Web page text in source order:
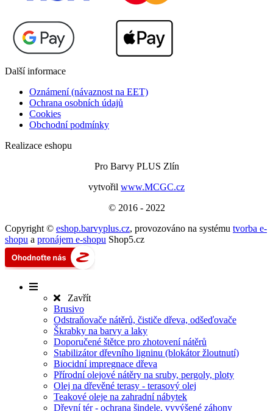
Další informace
Oznámení (návaznost na EET)
Ochrana osobních údajů
Cookies
Obchodní podmínky
Realizace eshopu
Pro Barvy PLUS Zlín
vytvořil www.MCGC.cz
© 2016 - 2022
Copyright © eshop.barvyplus.cz, provozováno na systému tvorba e-
shopu a pronájem e-shopu Shop5.cz
Zavřít
Brusivo
Odstraňovače nátěrů, čističe dřeva, odšeďovače
Škrabky na barvy a laky
Doporučené štětce pro zhotovení nátěrů
Stabilizátor dřevního ligninu (blokátor žloutnutí)
Biocidní impregnace dřeva
Přírodní olejové nátěry na sruby, pergoly, ploty
Olej na dřevěné terasy - terasový olej
Teakové oleje na zahradní nábytek
Dřevní tér - ochrana šindele, vyvýšené záhony